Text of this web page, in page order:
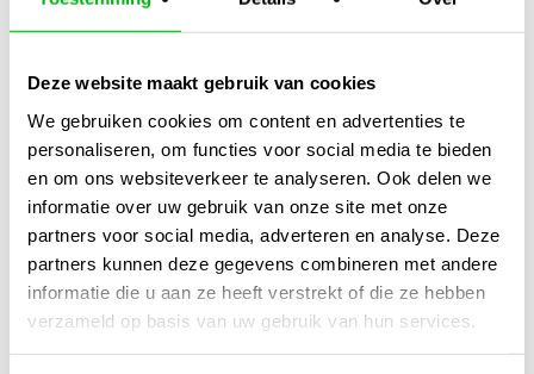
Deze website maakt gebruik van cookies
We gebruiken cookies om content en advertenties te
personaliseren, om functies voor social media te bieden
en om ons websiteverkeer te analyseren. Ook delen we
informatie over uw gebruik van onze site met onze
partners voor social media, adverteren en analyse. Deze
partners kunnen deze gegevens combineren met andere
informatie die u aan ze heeft verstrekt of die ze hebben
verzameld op basis van uw gebruik van hun services.
MetFerro Osmose Coco Groei A&B 5Lgeef je je planten
osmosewater.
sterkere wortels, stevigere planten en een
gezonde, snelle groei op elk kokossubstraat.
category/vijverirrigatie/ph-ec-meters/
Extra productinformatie